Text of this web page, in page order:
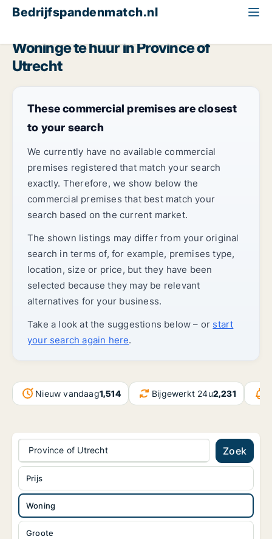
Bedrijfspandenmatch.nl
Woninge te huur in Province of
Utrecht
These commercial premises are closest
to your search
We currently have no available commercial
premises registered that match your search
exactly. Therefore, we show below the
commercial premises that best match your
search based on the current market.
The shown listings may differ from your original
search in terms of, for example, premises type,
location, size or price, but they have been
selected because they may be relevant
alternatives for your business.
Take a look at the suggestions below – or start
your search again here.
Nieuw vandaag1,514 Bijgewerkt 24u2,231
Province of Utrecht Zoek
Woning
Groote
Prijs